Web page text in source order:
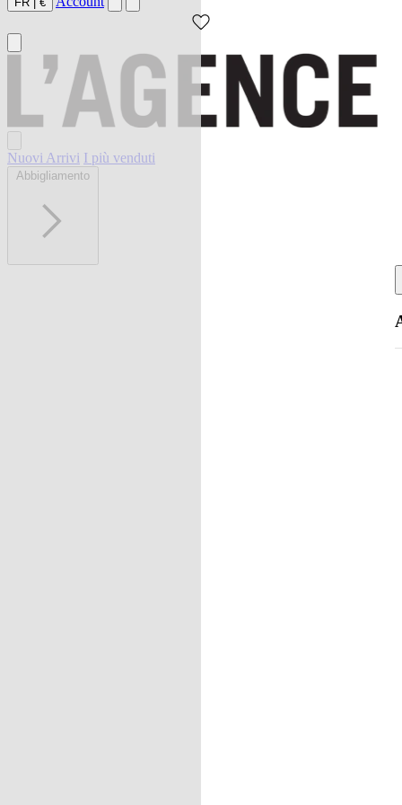
Nuovi Arrivi I più venduti
Abbigliamento